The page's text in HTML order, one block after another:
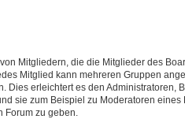
Mitgliedern, die die Mitglieder des
Mitglied kann mehreren Gruppen
Dies erleichtert es den Administratoren,
sie zum Beispiel zu Moderatoren
Forum zu geben.